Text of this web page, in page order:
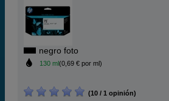
negro foto
130 ml(0,69 € por ml)
(10 / 1 opinión)